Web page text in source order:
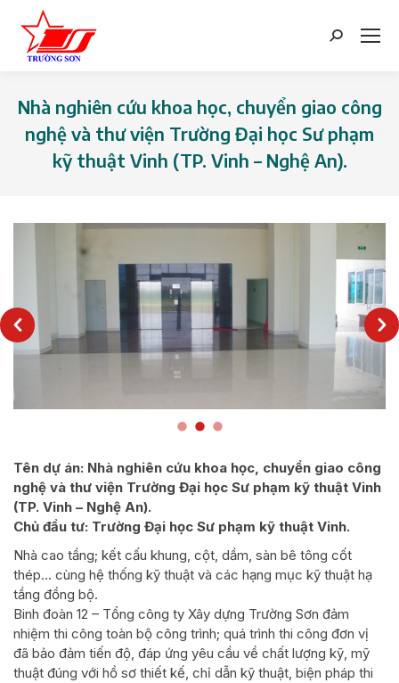
Search:
Nhà nghiên cứu khoa học, chuyển giao công
nghệ và thư viện Trường Đại học Sư phạm
kỹ thuật Vinh (TP. Vinh – Nghệ An).
Tên dự án: Nhà nghiên cứu khoa học, chuyển giao công
nghệ và thư viện Trường Đại học Sư phạm kỹ thuật Vinh
(TP. Vinh – Nghệ An).
Chủ đầu tư: Trường Đại học Sư phạm kỹ thuật Vinh.
Nhà cao tầng; kết cấu khung, cột, dầm, sàn bê tông cốt
thép… cùng hệ thống kỹ thuật và các hạng mục kỹ thuật hạ
tầng đồng bộ.
Binh đoàn 12 – Tổng công ty Xây dựng Trường Sơn đảm
nhiệm thi công toàn bộ công trình; quá trình thi công đơn vị
đã bảo đảm tiến độ, đáp ứng yêu cầu về chất lượng kỹ, mỹ
thuật đúng với hồ sơ thiết kế, chỉ dẫn kỹ thuật, biện pháp thi